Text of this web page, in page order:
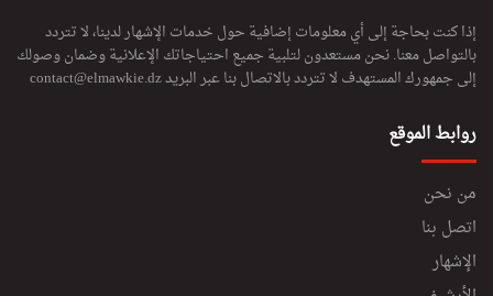
إذا كنت بحاجة إلى أي معلومات إضافية حول خدمات الإشهار لدينا، لا تتردد
بالتواصل معنا. نحن مستعدون لتلبية جميع احتياجاتك الإعلانية وضمان وصولك
إلى جمهورك المستهدف لا تتردد بالاتصال بنا عبر البريدcontact@elmawkie.dz
روابط الموقع
من نحن
اتصل بنا
الإشهار